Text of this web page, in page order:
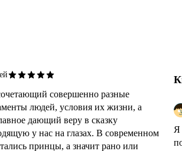
совершенно разные
людей, условия их жизни, а
дающий веру в сказку
у нас на глазах. В современном
принцы, а значит рано или
Я